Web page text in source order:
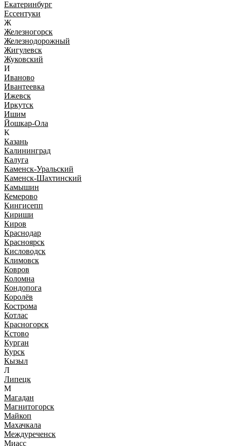
Екатеринбург
Ессентуки
Ж
Железногорск
Железнодорожный
Жигулевск
Жуковский
И
Иваново
Ивантеевка
Ижевск
Иркутск
Ишим
Йошкар-Ола
К
Казань
Калининград
Калуга
Каменск-Уральский
Каменск-Шахтинский
Камышин
Кемерово
Кингисепп
Кириши
Киров
Краснодар
Красноярск
Кисловодск
Климовск
Ковров
Коломна
Кондопога
Королёв
Кострома
Котлас
Красногорск
Кстово
Курган
Курск
Кызыл
Л
Липецк
М
Магадан
Магнитогорск
Майкоп
Махачкала
Междуреченск
Миасс